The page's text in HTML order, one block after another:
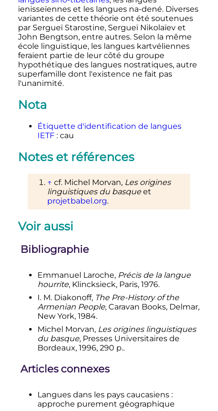
ienisseïennes et les langues na-dené. Diverses
variantes de cette théorie ont été soutenues
par Sergueï Starostine, Sergueï Nikolaïev et
John Bengtson, entre autres. Selon la même
école linguistique, les langues kartvéliennes
feraient partie de leur côté du groupe
hypothétique des langues nostratiques, autre
superfamille dont l'existence ne fait pas
l'unanimité.
Nota
Étiquette d'identification de langues
IETF : cau
Notes et références
↑ cf. Michel Morvan, Les origines
linguistiques du basqueet
projetbabel.org.
Voir aussi
Bibliographie
Emmanuel Laroche, Précis de la langue
hourrite, Klincksieck, Paris, 1976.
I. M. Diakonoff, The Pre-History of the
Armenian People, Caravan Books, Delmar,
New York, 1984.
Michel Morvan, Les origines linguistiques
du basque, Presses Universitaires de
Bordeaux, 1996, 290 p..
Articles connexes
Langues dans les pays caucasiens :
approche purement géographique